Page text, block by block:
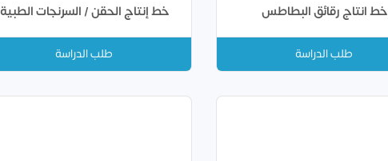
خط انتاج رقائق البطاطس
طلب الدراسة
خط إنتاج الحقن / السرنجات الطبية
طلب الدراسة